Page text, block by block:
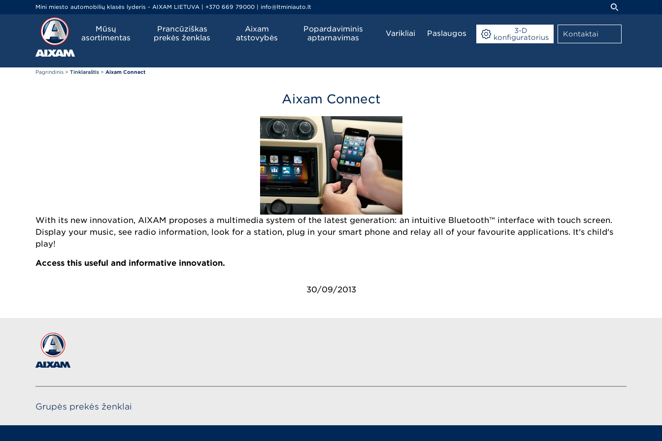
Mini miesto automobilių klasės lyderis - AIXAM LIETUVA | +370 669 79000 | info@ltminiauto.lt
Mūsų
asortimentas
Prancūziškas
prekės ženklas
Aixam
atstovybės
Popardaviminis
aptarnavimas
Varikliai Paslaugos
3-D
konfiguratorius
Kontaktai
Pagrindinis > Tinklaraštis > Aixam Connect
Aixam Connect
With its new innovation, AIXAM proposes a multimedia system of the latest generation: an intuitive Bluetooth™ interface with touch screen.
Display your music, see radio information, look for a station, plug in your smart phone and relay all of your favourite applications. It's child's
play!
Access this useful and informative innovation.
30/09/2013
Grupės prekės ženklai